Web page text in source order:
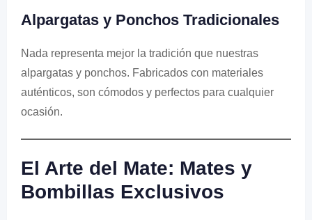
Alpargatas y Ponchos Tradicionales
Nada representa mejor la tradición que nuestras
alpargatas y ponchos. Fabricados con materiales
auténticos, son cómodos y perfectos para cualquier
ocasión.
El Arte del Mate: Mates y
Bombillas Exclusivos